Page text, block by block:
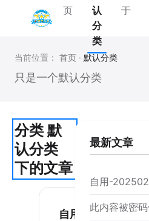
页
认
分
类
于
当前位置： 首页 · 默认分类
只是一个默认分类
分类 默
认分类
下的文章
自用-20250206
最新文章
自用-
此内容被密